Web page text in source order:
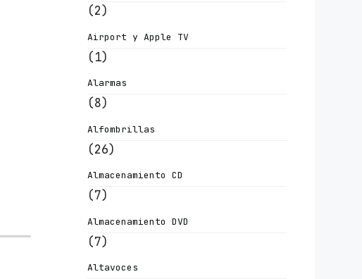
(2)
Airport y Apple TV
(1)
Alarmas
(8)
Alfombrillas
(26)
Almacenamiento CD
(7)
Almacenamiento DVD
(7)
Altavoces